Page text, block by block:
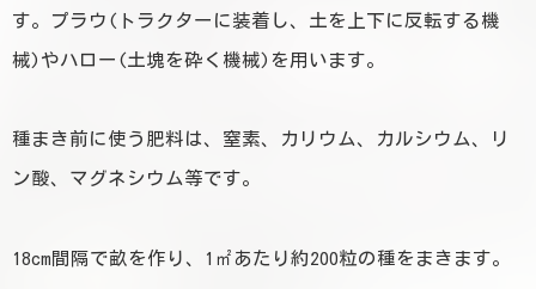
す。プラウ(トラクターに装着し、土を上下に反転する機
械)やハロー(土塊を砕く機械)を用います。
種まき前に使う肥料は、窒素、カリウム、カルシウム、リ
ン酸、マグネシウム等です。
18cm間隔で畝を作り、1㎡あたり約200粒の種をまきます。